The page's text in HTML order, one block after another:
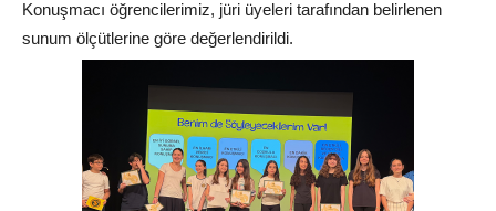
Konuşmacı öğrencilerimiz, jüri üyeleri tarafından belirlenen
sunum ölçütlerine göre değerlendirildi.